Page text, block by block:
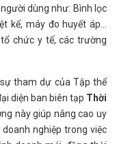
dùng như: Bình lọc
kế, máy đo huyết áp…
chức y tế, các trường
tham dự của Tập thể
diện ban biên tạp Thời
này giúp nâng cao uy
nghiệp trong việc